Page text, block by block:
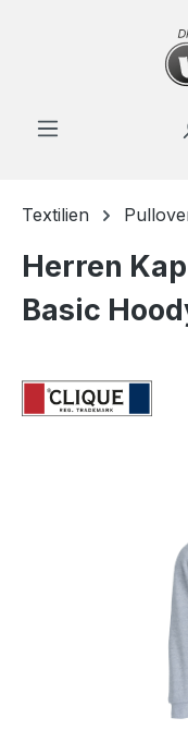
Zum Hauptinhalt
Textilien
Herren
Basic